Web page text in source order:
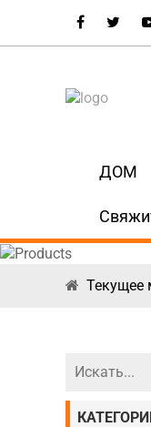
ДОМ
Текущее